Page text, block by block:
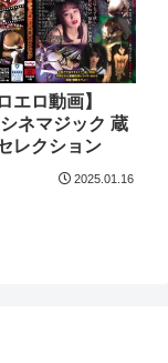
エロ動画】
ネマジック 蔵
レクション
2025.01.16